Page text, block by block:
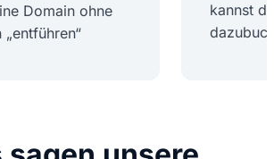
Domain ohne
kannst